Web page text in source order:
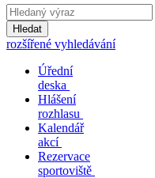
Hledat
rozšířené vyhledávání
Úřední
deska
Hlášení
rozhlasu
Kalendář
akcí
Rezervace
sportoviště